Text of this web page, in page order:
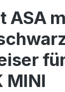
ASA
MINI